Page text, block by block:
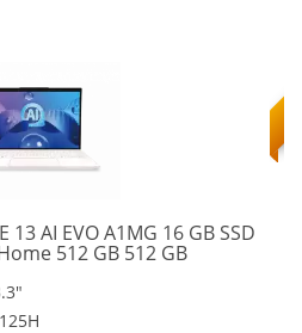
13 AI EVO A1MG 16 GB SSD
512 GB 512 GBPRESTIGE